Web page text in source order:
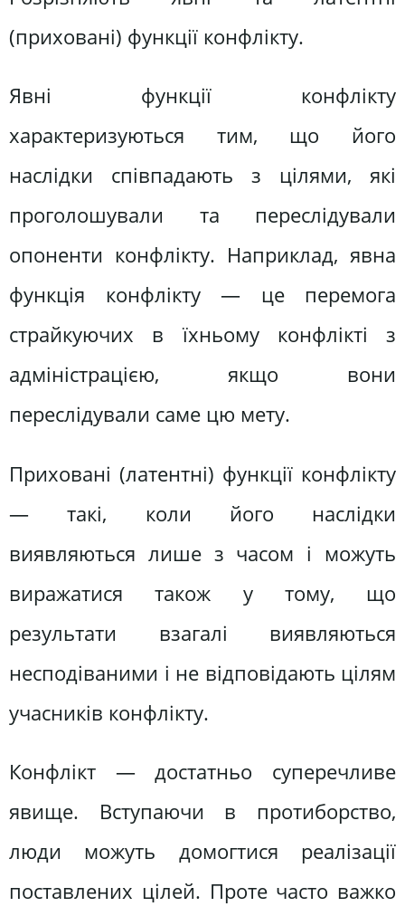
(приховані) функції конфлікту.
Явні функції конфлікту
характеризуються тим, що його
наслідки співпадають з цілями, які
проголошували та переслідували
опоненти конфлікту. Наприклад, явна
функція конфлікту — це перемога
страйкуючих в їхньому конфлікті з
адміністрацією, якщо вони
переслідували саме цю мету.
Приховані (латентні) функції конфлікту
— такі, коли його наслідки
виявляються лише з часом і можуть
виражатися також у тому, що
результати взагалі виявляються
несподіваними і не відповідають цілям
учасників конфлікту.
Конфлікт — достатньо суперечливе
явище. Вступаючи в протиборство,
люди можуть домогтися реалізації
поставлених цілей. Проте часто важко